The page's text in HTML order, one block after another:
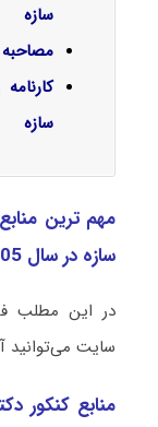
سازه
سازه
مهم ترین
سازه در سال 1405 چیست؟
در این مطلب
سایت می‌توانید
منابع کنکور